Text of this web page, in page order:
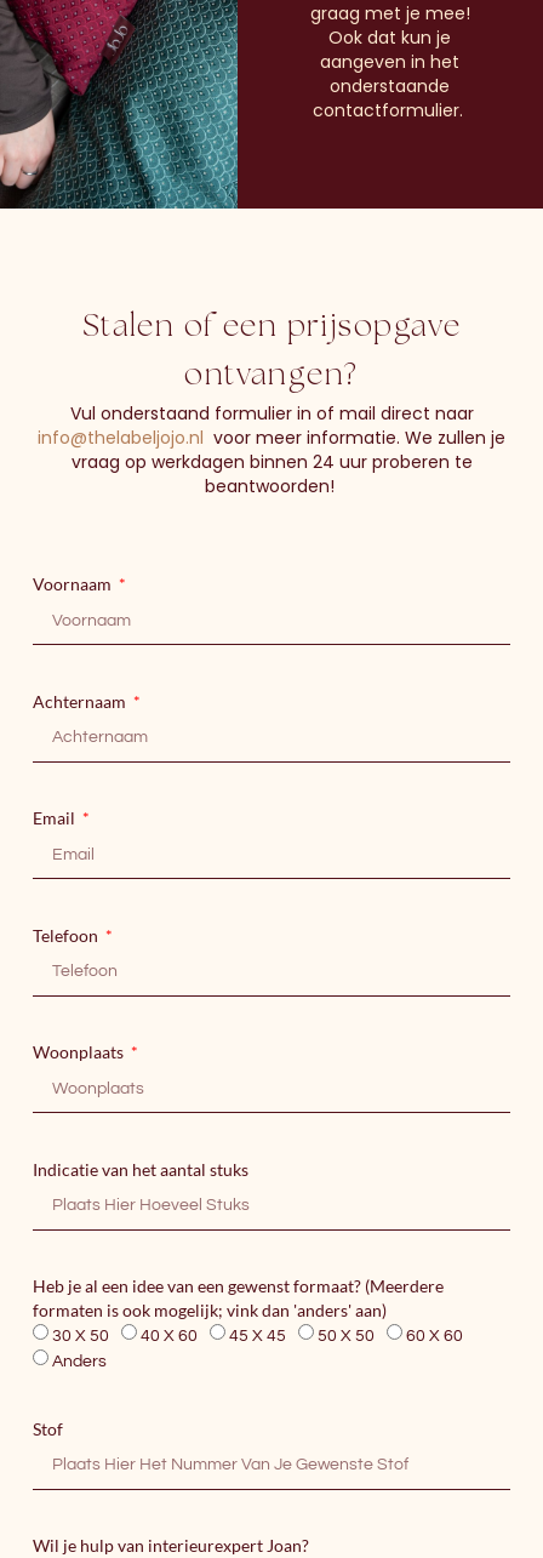
graag met je mee!
Ook dat kun je
aangeven in het
onderstaande
contactformulier.
Stalen of een prijsopgave
ontvangen?
Vul onderstaand formulier in of mail direct naar
info@thelabeljojo.nl voor meer informatie. We zullen je
vraag op werkdagen binnen 24 uur proberen te
beantwoorden!
Voornaam
Achternaam
Email
Telefoon
Woonplaats
Indicatie van het aantal stuks
Heb je al een idee van een gewenst formaat? (Meerdere
formaten is ook mogelijk; vink dan 'anders' aan)
30 X 50 40 X 60 45 X 45 50 X 50
60 X 60
Anders
Stof
Wil je hulp van interieurexpert Joan?